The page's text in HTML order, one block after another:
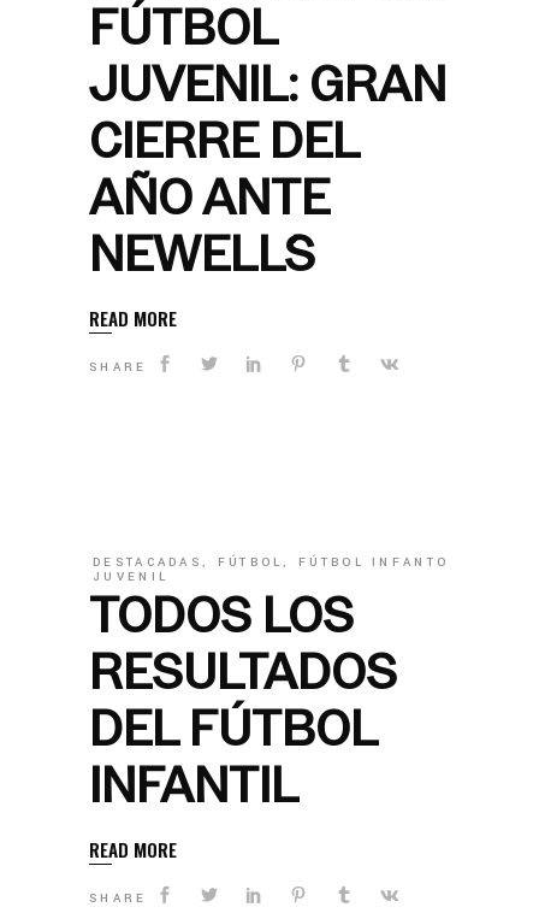
FÚTBOL
JUVENIL: GRAN
CIERRE DEL
AÑO ANTE
NEWELL´S
READ MORE
SHARE
DESTACADAS, FÚTBOL, FÚTBOL INFANTO
JUVENIL
TODOS LOS
RESULTADOS
DEL FÚTBOL
INFANTIL
READ MORE
SHARE